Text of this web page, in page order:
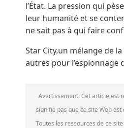
l’État. La pression qui
leur humanité et se
ne sait pas à qui faire
Star City,un mélange de
autres pour l’espionnage
Avertissement: Cet article est
signifie pas que ce site Web
Toutes les ressources de ce